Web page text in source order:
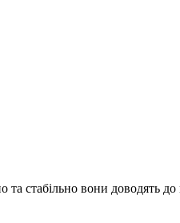
вони доводять до